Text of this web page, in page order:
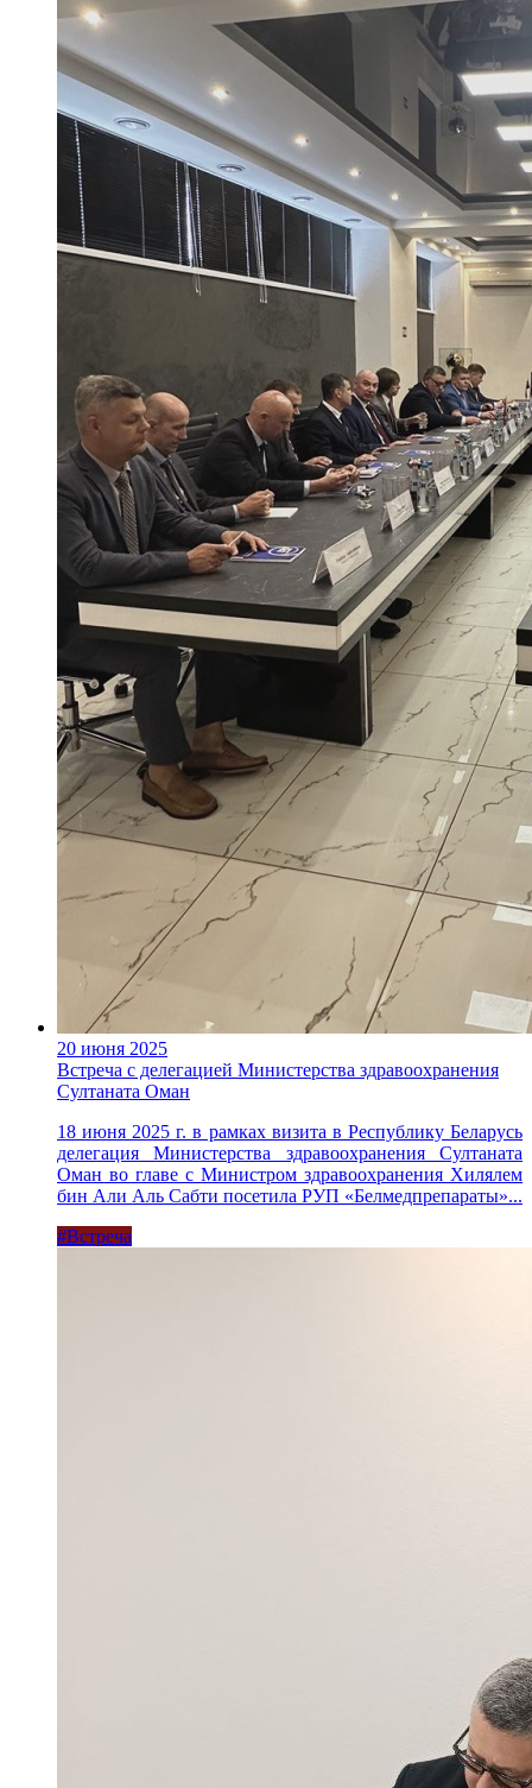
20 июня 2025
Встреча с делегацией Министерства здравоохранения
Султаната Оман
18 июня 2025 г. в рамках визита в Республику Беларусь
делегация Министерства здравоохранения Султаната
Оман во главе с Министром здравоохранения Хилялем
бин Али Аль Сабти посетила РУП «Белмедпрепараты»...
#Встреча